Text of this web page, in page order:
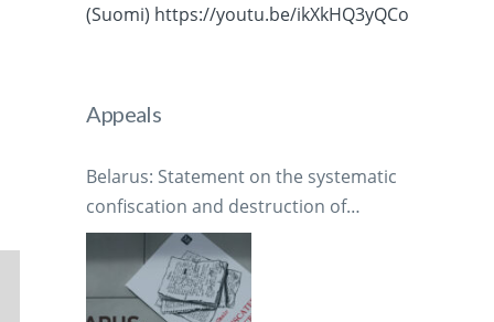
(Suomi) https://youtu.be/ikXkHQ3yQCo
Appeals
Belarus: Statement on the systematic
confiscation and destruction of
manuscripts by prison authorities